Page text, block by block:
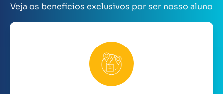
Veja os benefícios exclusivos por ser nosso aluno